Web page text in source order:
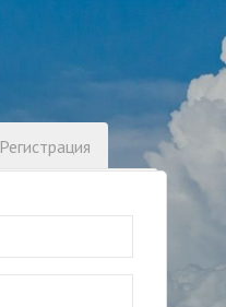
Регистрация